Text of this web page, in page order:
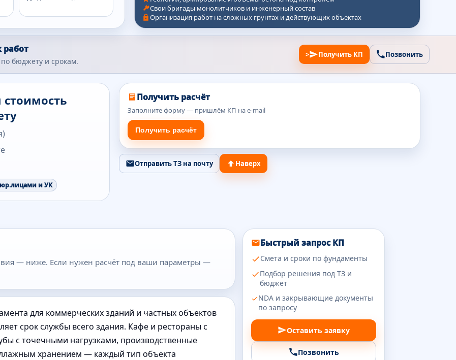
Свои бригады монолитчиков и инженерный состав
Организация работ на сложных грунтах и действующих объектах
работ
бюджету и срокам.
> Получить КП Позвонить
стоимость
юр.лицами и УК
Получить расчёт
Заполните форму — пришлём КП на e-mail
Получить расчёт
Отправить ТЗ на почту Наверх
— ниже. Если нужен расчёт под ваши параметры —
для коммерческих зданий и частных объектов
срок службы всего здания. Кафе и рестораны с
с точечными нагрузками, производственные
хранением — каждый тип объекта
Быстрый запрос КП
Смета и сроки по фундаменты
Подбор решения под ТЗ и
бюджет
NDA и закрывающие документы
по запросу
Оставить заявку
Позвонить